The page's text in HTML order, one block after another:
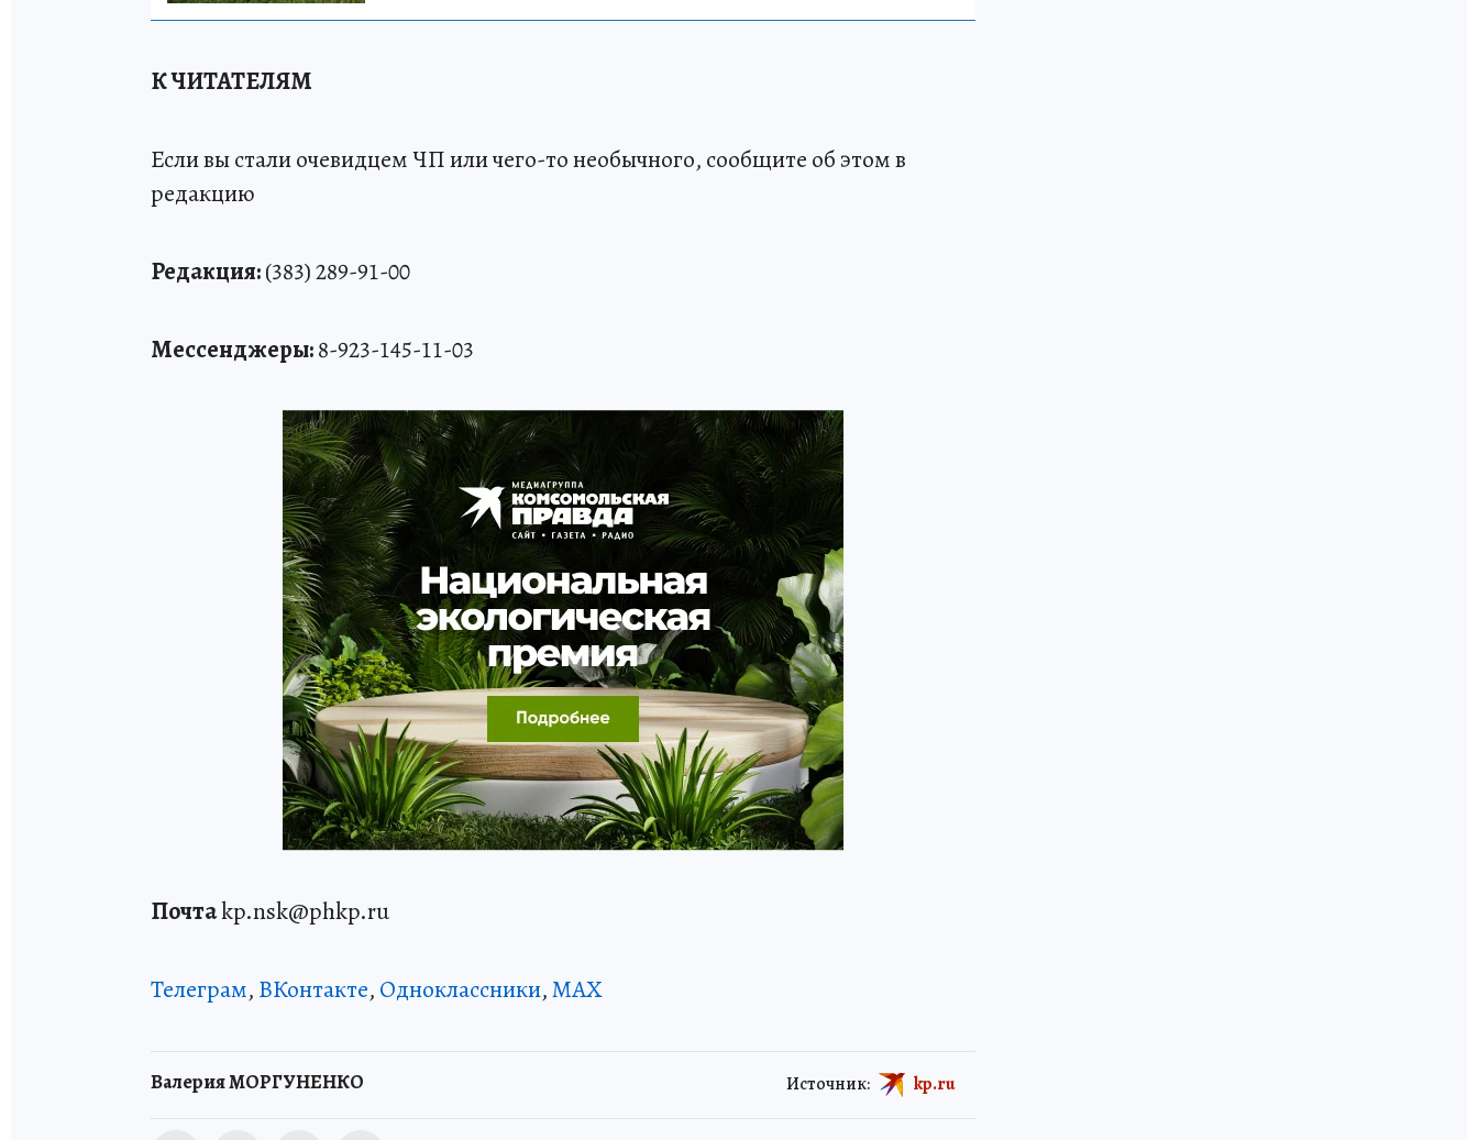
К ЧИТАТЕЛЯМ
Если вы стали очевидцем ЧП или чего-то необычного, сообщите об этом в
редакцию
Редакция:(383) 289-91-00
Мессенджеры:8-923-145-11-03
Почтаkp.nsk@phkp.ru
Телеграм, ВКонтакте, Одноклассники,MAX
Валерия МОРГУНЕНКО Источник: kp.ru